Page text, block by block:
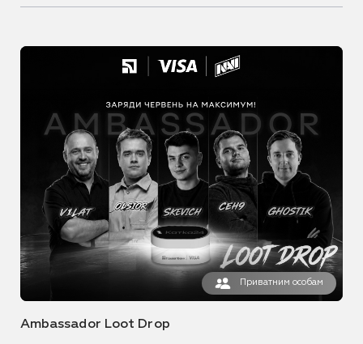
Приватним особам
Ambassador Loot Drop